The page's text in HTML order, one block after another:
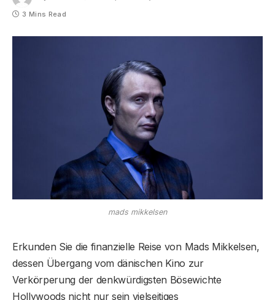
3 Mins Read
mads mikkelsen
Erkunden Sie die finanzielle Reise von Mads Mikkelsen,
dessen Übergang vom dänischen Kino zur
Verkörperung der denkwürdigsten Bösewichte
Hollywoods nicht nur sein vielseitiges